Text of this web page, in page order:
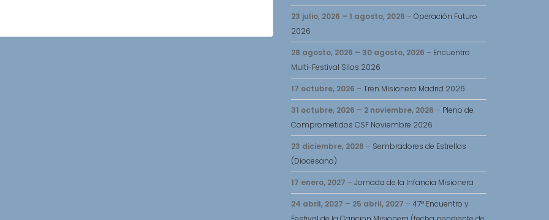
23 julio, 2026 – 1 agosto, 2026 – Operación Futuro
2026
28 agosto, 2026 – 30 agosto, 2026 – Encuentro
Multi-Festival Silos 2026
17 octubre, 2026 – Tren Misionero Madrid 2026
31 octubre, 2026 – 2 noviembre, 2026 – Pleno de
Comprometidos CSF Noviembre 2026
23 diciembre, 2026 – Sembradores de Estrellas
(Diocesano)
17 enero, 2027 – Jornada de la Infancia Misionera
24 abril, 2027 – 25 abril, 2027 – 47º Encuentro y